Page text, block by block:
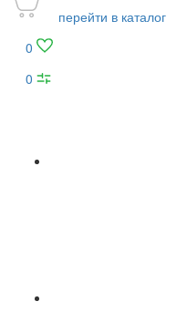
перейти в каталог
0
0